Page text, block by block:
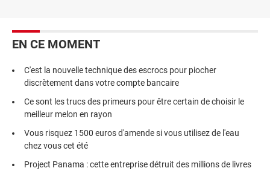
EN CE MOMENT
C'est la nouvelle technique des escrocs pour piocher
discrètement dans votre compte bancaire
Ce sont les trucs des primeurs pour être certain de choisir le
meilleur melon en rayon
Vous risquez 1500 euros d'amende si vous utilisez de l'eau
chez vous cet été
Project Panama : cette entreprise détruit des millions de livres